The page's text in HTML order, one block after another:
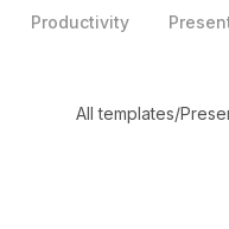
Productivity
All templates/